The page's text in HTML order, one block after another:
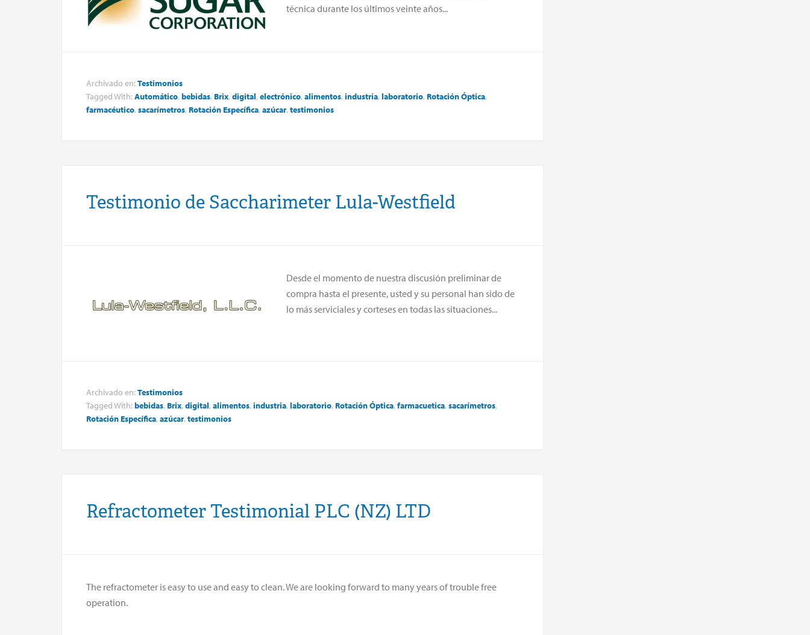
técnica durante los últimos veinte años...
Archivado en: Testimonios
Tagged With: Automático, bebidas, Brix, digital, electrónico, alimentos, industria, laboratorio, RotaciónÓptica,
farmacéutico, sacarímetros, Rotación Específica, azúcar, testimonios
Testimonio de Saccharimeter Lula-Westfield
Desde el momento de nuestra discusión preliminar de
compra hasta el presente, usted y su personal han sido de
lo más serviciales y corteses en todas las situaciones...
Archivado en: Testimonios
Tagged With: bebidas, Brix, digital, alimentos, industria, laboratorio, RotaciónÓptica, farmacuetica, sacarímetros,
Rotación Específica, azúcar, testimonios
Refractometer Testimonial PLC (NZ) LTD
The refractometer is easy to use and easy to clean. We are looking forward to many years of trouble free
operation.